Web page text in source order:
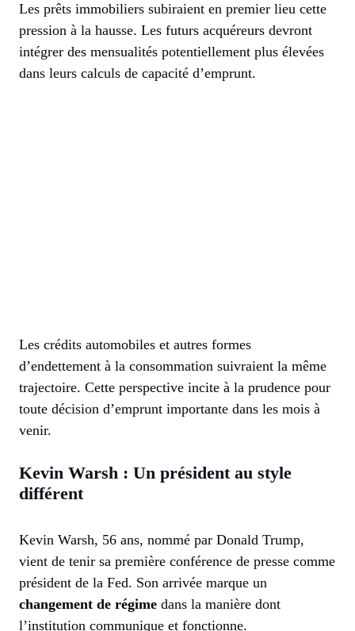
Les prêts immobiliers subiraient en premier lieu cette
pression à la hausse. Les futurs acquéreurs devront
intégrer des mensualités potentiellement plus élevées
dans leurs calculs de capacité d’emprunt.
Les crédits automobiles et autres formes
d’endettement à la consommation suivraient la même
trajectoire. Cette perspective incite à la prudence pour
toute décision d’emprunt importante dans les mois à
venir.
Kevin Warsh : Un président au style
différent
Kevin Warsh, 56 ans, nommé par Donald Trump,
vient de tenir sa première conférence de presse comme
président de la Fed. Son arrivée marque un
changement de régime dans la manière dont
l’institution communique et fonctionne.